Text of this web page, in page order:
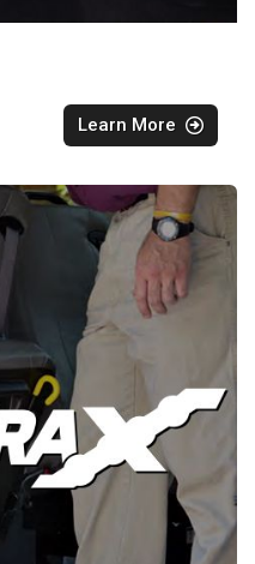
Learn More